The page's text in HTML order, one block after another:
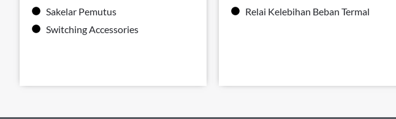
Sakelar Pemutus
Switching Accessories
Relai Kelebihan Beban Termal